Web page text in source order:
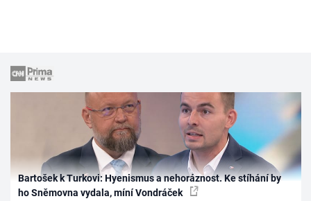
Bartošek k Turkovi: Hyenismus a nehoráznost. Ke stíhání by
ho Sněmovna vydala, míní Vondráček